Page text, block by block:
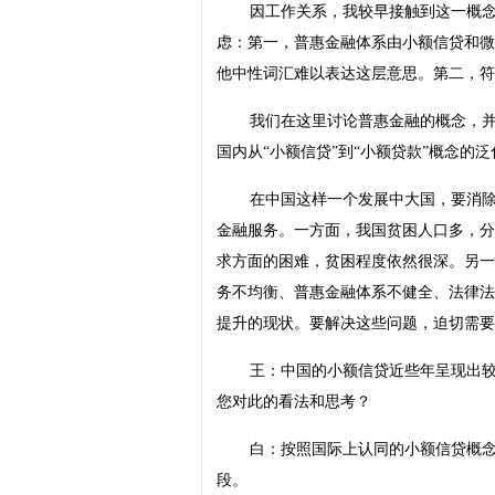
因工作关系，我较早接触到这一概
虑：第一，普惠金融体系由小额信贷和
他中性词汇难以表达这层意思。第二，
我们在这里讨论普惠金融的概念，
国内从“小额信贷”到“小额贷款”概念的
在中国这样一个发展中大国，要消
金融服务。一方面，我国贫困人口多，
求方面的困难，贫困程度依然很深。另
务不均衡、普惠金融体系不健全、法律
提升的现状。要解决这些问题，迫切需
王：中国的小额信贷近些年呈现出
您对此的看法和思考？
白：按照国际上认同的小额信贷概
段。